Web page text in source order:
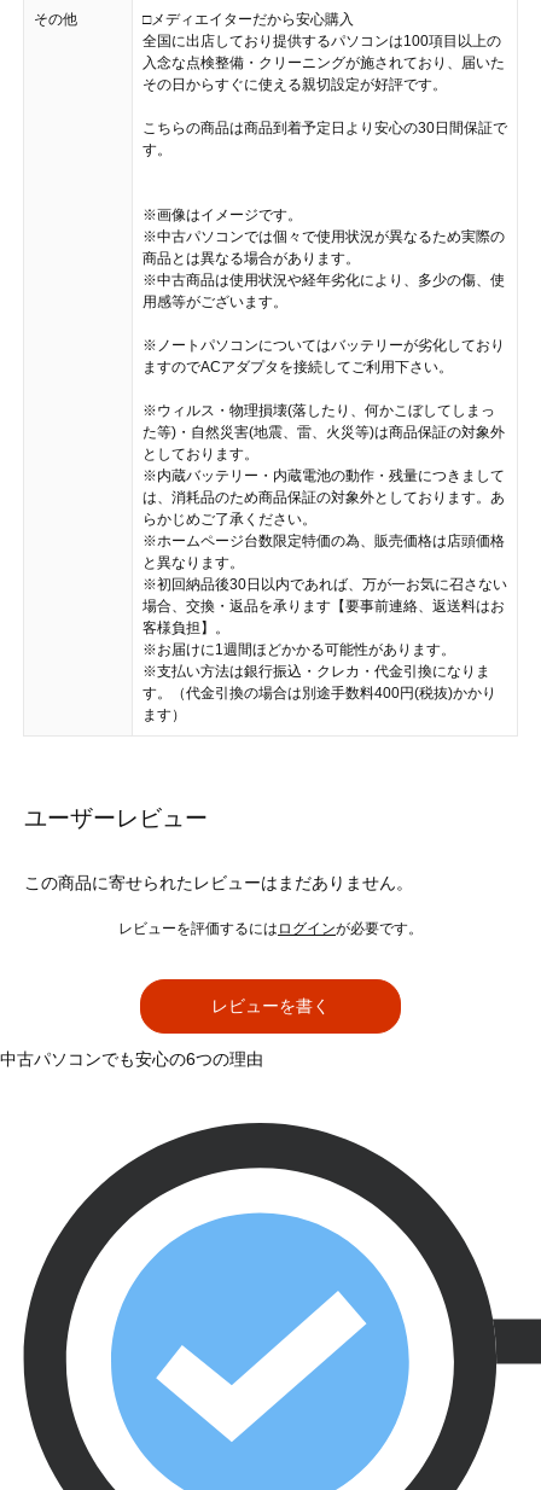
その他
□メディエイターだから安心購入
全国に出店しており提供するパソコンは100項目以上の
入念な点検整備・クリーニングが施されており、届いた
その日からすぐに使える親切設定が好評です。
こちらの商品は商品到着予定日より安心の30日間保証で
す。
※画像はイメージです。
※中古パソコンでは個々で使用状況が異なるため実際の
商品とは異なる場合があります。
※中古商品は使用状況や経年劣化により、多少の傷、使
用感等がございます。
※ノートパソコンについてはバッテリーが劣化しており
ますのでACアダプタを接続してご利用下さい。
※ウィルス・物理損壊(落したり、何かこぼしてしまっ
た等)・自然災害(地震、雷、火災等)は商品保証の対象外
としております。
※内蔵バッテリー・内蔵電池の動作・残量につきまして
は、消耗品のため商品保証の対象外としております。あ
らかじめご了承ください。
※ホームページ台数限定特価の為、販売価格は店頭価格
と異なります。
※初回納品後30日以内であれば、万が一お気に召さない
場合、交換・返品を承ります【要事前連絡、返送料はお
客様負担】。
※お届けに1週間ほどかかる可能性があります。
※支払い方法は銀行振込・クレカ・代金引換になりま
す。（代金引換の場合は別途手数料400円(税抜)かかり
ます）
ユーザーレビュー
この商品に寄せられたレビューはまだありません。
レビューを評価するには ログインが必要です。
レビューを書く
中古パソコンでも安心の6つの理由